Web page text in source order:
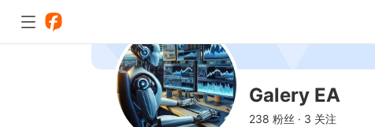
Galery EA
238 粉丝 · 3 关注